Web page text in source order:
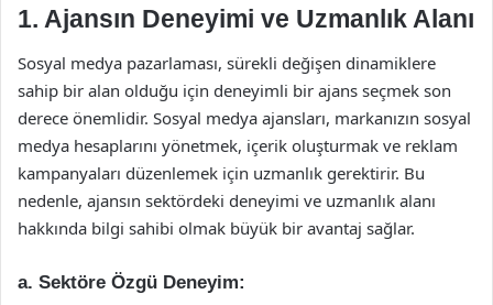
1. Ajansın Deneyimi ve Uzmanlık Alanı
Sosyal medya pazarlaması, sürekli değişen dinamiklere
sahip bir alan olduğu için deneyimli bir ajans seçmek son
derece önemlidir. Sosyal medya ajansları, markanızın sosyal
medya hesaplarını yönetmek, içerik oluşturmak ve reklam
kampanyaları düzenlemek için uzmanlık gerektirir. Bu
nedenle, ajansın sektördeki deneyimi ve uzmanlık alanı
hakkında bilgi sahibi olmak büyük bir avantaj sağlar.
a. Sektöre Özgü Deneyim: